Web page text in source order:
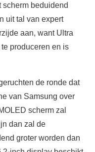
scherm beduidend
uit tal van expert
aan, want Ultra
produceren en is
de ronde dat
van Samsung over
scherm zal
dan zal de
groter worden dan